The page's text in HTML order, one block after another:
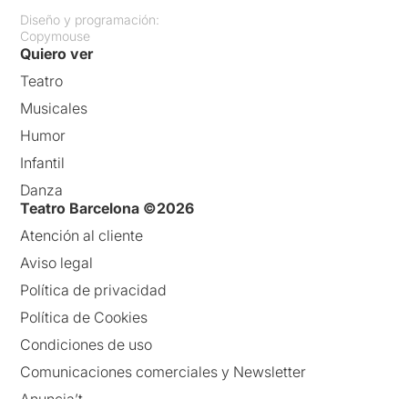
Diseño y programación:
Copymouse
Quiero ver
Teatro
Musicales
Humor
Infantil
Danza
Teatro Barcelona ©2026
Atención al cliente
Aviso legal
Política de privacidad
Política de Cookies
Condiciones de uso
Comunicaciones comerciales y Newsletter